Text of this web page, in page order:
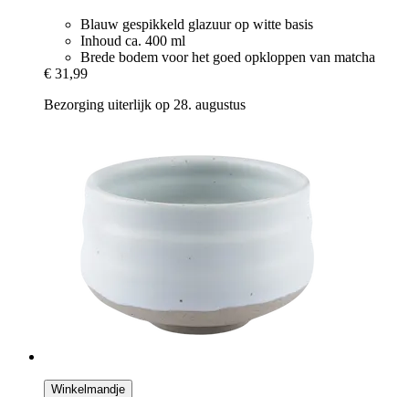
Blauw gespikkeld glazuur op witte basis
Inhoud ca. 400 ml
Brede bodem voor het goed opkloppen van matcha
€ 31,99
Bezorging uiterlijk op 28. augustus
Winkelmandje